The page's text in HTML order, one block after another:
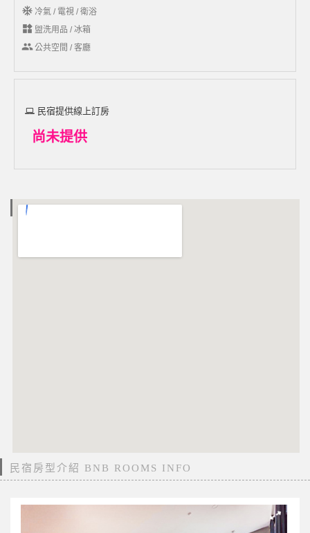
ac_unit 冷氣 / 電視 / 衛浴
widgets 盥洗用品 / 冰箱
group公共空間 / 客廳
民宿提供線上訂房
尚未提供
電子地圖 MAP
民宿房型介紹 BNB ROOMS INFO